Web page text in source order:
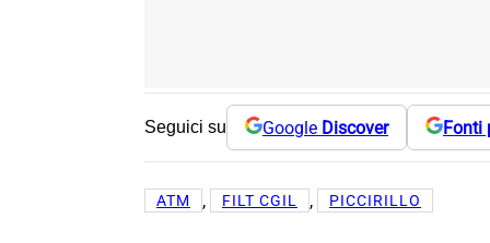
Seguici su Google Discover Fonti
ATM , FILT CGIL , PICCIRILLO